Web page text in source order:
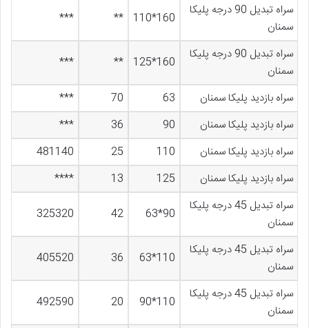
سراه تبدیل 90 درجه پلیکا
سمنان
160*110
**
***
سراه تبدیل 90 درجه پلیکا
سمنان
160*125
**
***
سراه بازدید پلیکا سمنان 63
70
***
سراه بازدید پلیکا سمنان
90
36
***
سراه بازدید پلیکا سمنان
110
25
481140
سراه بازدید پلیکا سمنان
125
13
****
سراه تبدیل 45 درجه پلیکا
سمنان
90*63
42
325320
سراه تبدیل 45 درجه پلیکا
سمنان
110*63
36
405520
سراه تبدیل 45 درجه پلیکا
سمنان
110*90
20
492590